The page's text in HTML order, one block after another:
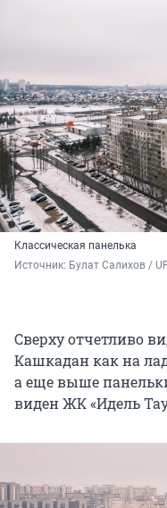
Классическая панелька
Источник: Булат Салихов /
Сверху отчетливо
Кашкадан как на
а еще выше
виден ЖК «Идель